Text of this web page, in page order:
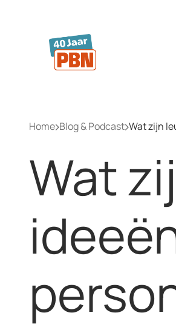
Home Blog & Podcast Wat zijn
Wat